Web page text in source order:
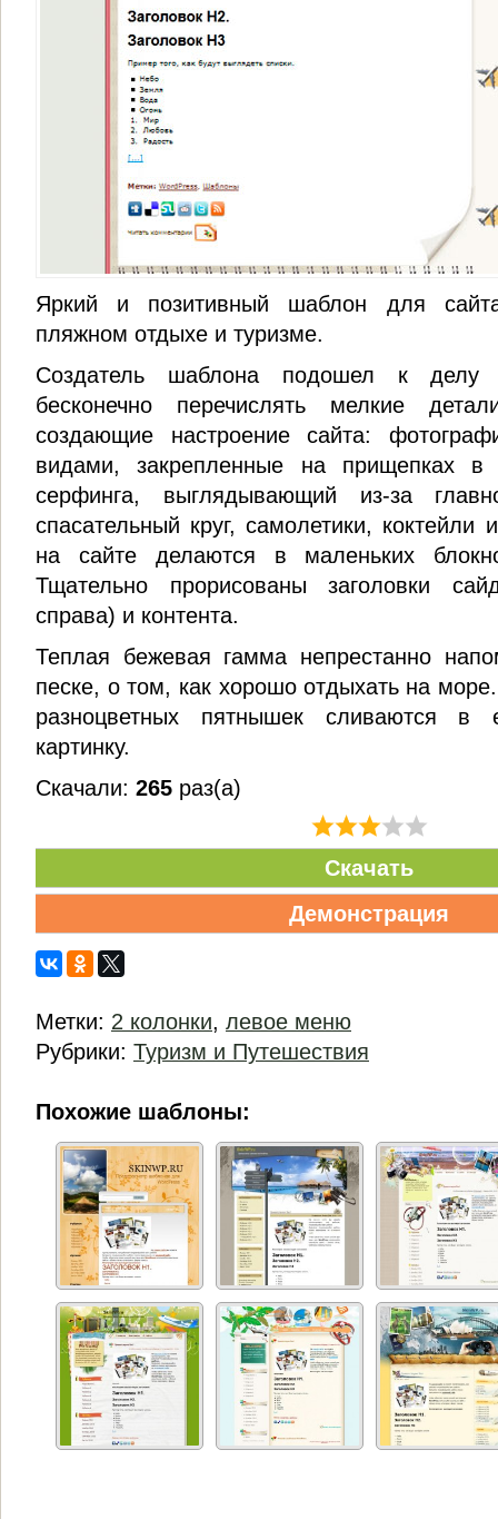
Яркий и позитивный шаблон для
пляжном отдыхе и туризме.
Создатель шаблона подошел к
бесконечно перечислять мелкие
создающие настроение сайта:
видами, закрепленные на прищепках
серфинга, выглядывающий из-за
спасательный круг, самолетики, коктейли
на сайте делаются в маленьких
Тщательно прорисованы заголовки
справа) и контента.
Теплая бежевая гамма непрестанно
песке, о том, как хорошо отдыхать на
разноцветных пятнышек сливаются в
картинку.
Скачали: 265 раз(а)
Скачать
Демонстрация
Метки: 2 колонки, левое меню
Рубрики: Туризм и Путешествия
Похожие шаблоны: